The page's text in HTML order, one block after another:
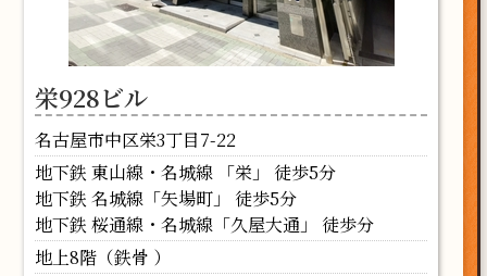
栄928ビル
名古屋市中区栄3丁目7-22
地下鉄 東山線・名城線 「栄」 徒歩5分
地下鉄 名城線「矢場町」 徒歩5分
地下鉄 桜通線・名城線「久屋大通」 徒歩分
地上8階（鉄骨 ）